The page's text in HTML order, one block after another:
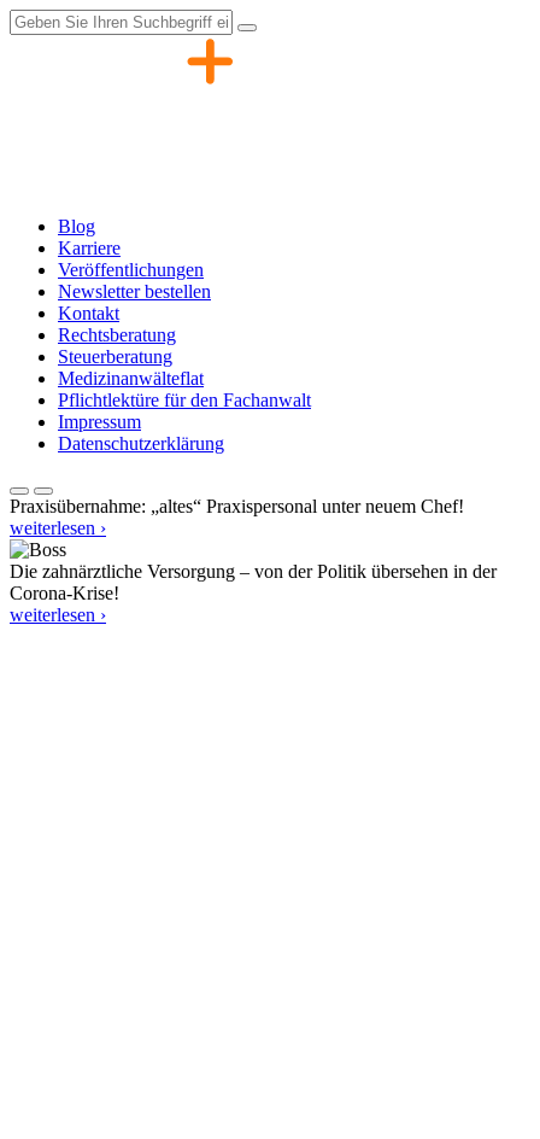
Zum
Inhalt
Blog
Karriere
Veröffentlichungen
Newsletter bestellen
Kontakt
Rechtsberatung
Steuerberatung
Medizinanwälteflat
Pflichtlektüre für den Fachanwalt
Impressum
Datenschutzerklärung
Praxisübernahme: „altes“ Praxispersonal unter neuem Chef!
weiterlesen ›
Die zahnärztliche Versorgung – von der Politik übersehen in der
Corona-Krise!
weiterlesen ›